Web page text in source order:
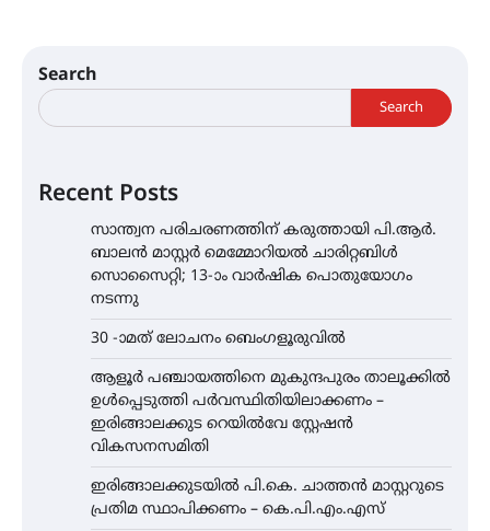
Search
Search
Recent Posts
സാന്ത്വന പരിചരണത്തിന് കരുത്തായി പി.ആർ.
ബാലൻ മാസ്റ്റർ മെമ്മോറിയൽ ചാരിറ്റബിൾ
സൊസൈറ്റി; 13-ാം വാർഷിക പൊതുയോഗം
നടന്നു
30 -ാമത് ലോചനം ബെംഗളൂരുവിൽ
ആളൂർ പഞ്ചായത്തിനെ മുകുന്ദപുരം താലൂക്കിൽ
ഉൾപ്പെടുത്തി പർവസ്ഥിതിയിലാക്കണം –
ഇരിങ്ങാലക്കുട റെയിൽവേ സ്റ്റേഷൻ
വികസനസമിതി
ഇരിങ്ങാലക്കുടയിൽ പി.കെ. ചാത്തൻ മാസ്റ്ററുടെ
പ്രതിമ സ്ഥാപിക്കണം – കെ.പി.എം.എസ്